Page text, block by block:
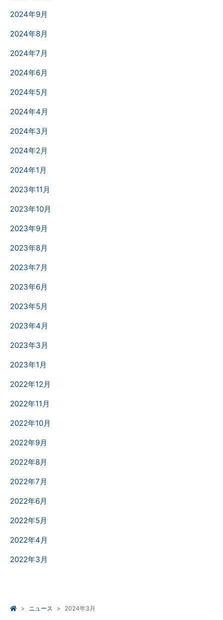
2024年9月
2024年8月
2024年7月
2024年6月
2024年5月
2024年4月
2024年3月
2024年2月
2024年1月
2023年11月
2023年10月
2023年9月
2023年8月
2023年7月
2023年6月
2023年5月
2023年4月
2023年3月
2023年1月
2022年12月
2022年11月
2022年10月
2022年9月
2022年8月
2022年7月
2022年6月
2022年5月
2022年4月
2022年3月
ニュース 2024年3月